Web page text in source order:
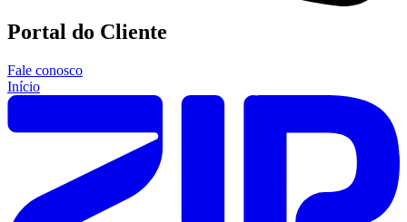
Portal do Cliente
Fale conosco
Início